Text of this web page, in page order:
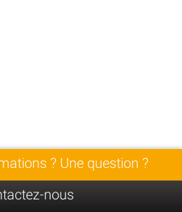
? Une question ?
nous